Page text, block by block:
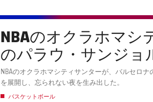
NBAのオクラホマシ
のパラウ・サンジョ
ティングな試合を展
した。
NBAのオクラホマシティサンターが、バルセロ
を展開し、忘られない夜を生み出した。
バスケットボール